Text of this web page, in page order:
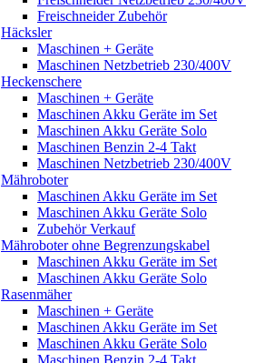
Freischneider Zubehör
Häcksler
Maschinen + Geräte
Maschinen Netzbetrieb 230/400V
Heckenschere
Maschinen + Geräte
Maschinen Akku Geräte im Set
Maschinen Akku Geräte Solo
Maschinen Benzin 2-4 Takt
Maschinen Netzbetrieb 230/400V
Mähroboter
Maschinen Akku Geräte im Set
Maschinen Akku Geräte Solo
Zubehör Verkauf
Mähroboter ohne Begrenzungskabel
Maschinen Akku Geräte im Set
Maschinen Akku Geräte Solo
Rasenmäher
Maschinen + Geräte
Maschinen Akku Geräte im Set
Maschinen Akku Geräte Solo
Maschinen Benzin 2-4 Takt